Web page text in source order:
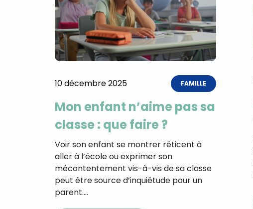
10 décembre 2025 FAMILLE
Mon enfant n’aime pas sa
classe : que faire ?
Voir son enfant se montrer réticent à
aller à l’école ou exprimer son
mécontentement vis-à-vis de sa classe
peut être source d’inquiétude pour un
parent.…